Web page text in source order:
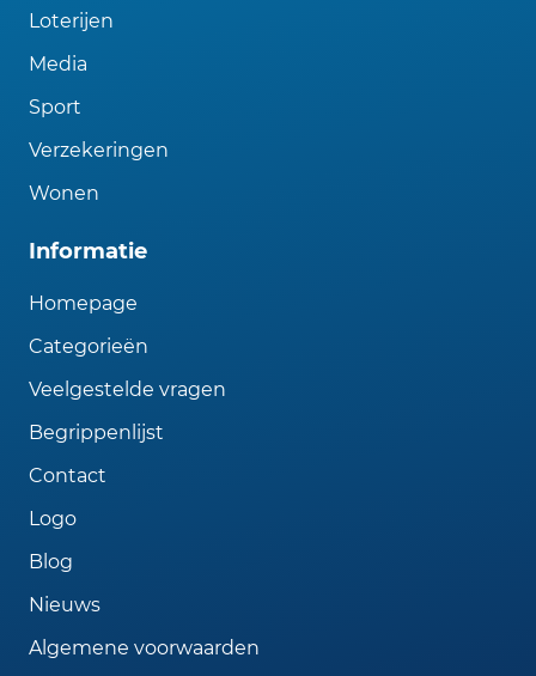
Loterijen
Media
Sport
Verzekeringen
Wonen
Informatie
Homepage
Categorieën
Veelgestelde vragen
Begrippenlijst
Contact
Logo
Blog
Nieuws
Algemene voorwaarden